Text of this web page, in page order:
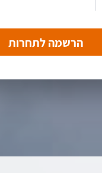
הרשמה לתחרות